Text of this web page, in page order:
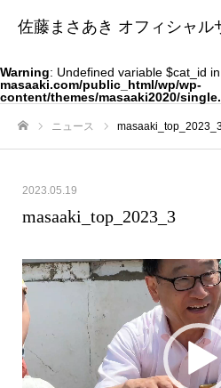
佐藤まさあき オフィシャル
Warning: Undefined variable $cat_id in
masaaki.com/public_html/wp/wp-
content/themes/masaaki2020/
ニュース
2023.05.19
masaaki_top_2023_3
動
画
プ
レ
ー
ヤ
ー